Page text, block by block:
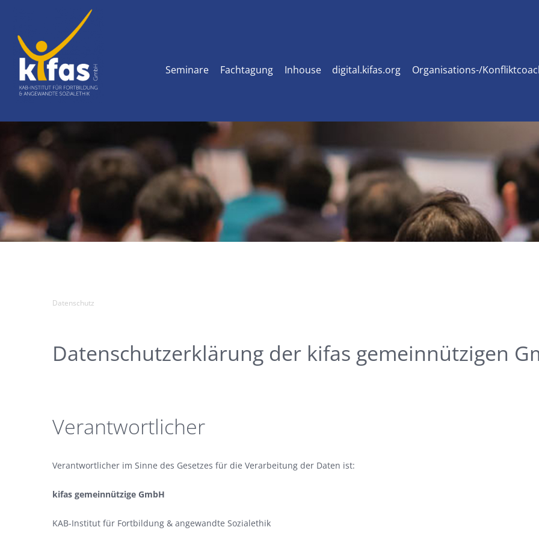
springen
Seminare Fachtagung Inhouse digital.kifas.org Organisations-/
Datenschutz
Datenschutzerklärung der kifas gemeinnützigen
Verantwortlicher
Verantwortlicher im Sinne des Gesetzes für die Verarbeitung der Daten ist:
kifas gemeinnützige GmbH
KAB-Institut für Fortbildung & angewandte Sozialethik